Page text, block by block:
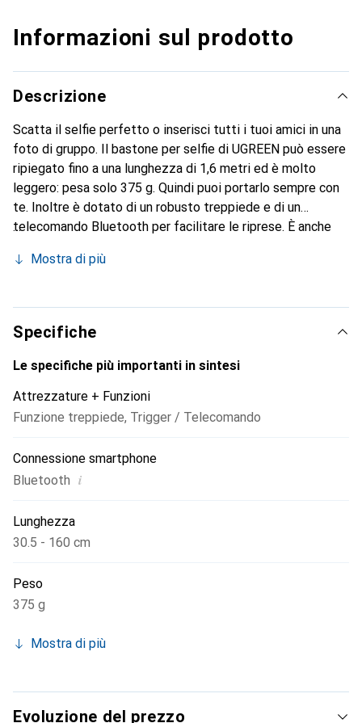
Informazioni sul prodotto
Descrizione
Scatta il selfie perfetto o inserisci tutti i tuoi amici in una
foto di gruppo. Il bastone per selfie di UGREEN può essere
ripiegato fino a una lunghezza di 1,6 metri ed è molto
leggero: pesa solo 375 g. Quindi puoi portarlo sempre con
te. Inoltre è dotato di un robusto treppiede e di un
telecomando Bluetooth per facilitare le riprese. È anche
proiettore o una fotocamera. Ottieni una prospettiva unica.
paesaggio? Oppure fai spesso foto di gruppo con i tuoi
amici? Un selfie stick ti permette di mettere
nell'inquadratura tutto ciò che vuoi. Può essere esteso fino
a 1,6 metri e quindi offre un campo visivo più ampio.
alluminio di alta qualità: non temere che traballi.
Mostra di più
Specifiche
Le specifiche più importanti in sintesi
Attrezzature + Funzioni
Funzione treppiede, Trigger / Telecomando
Connessione smartphone
Bluetooth i
Lunghezza
30.5 - 160 cm
Peso
375 g
Mostra di più
Evoluzione del prezzo